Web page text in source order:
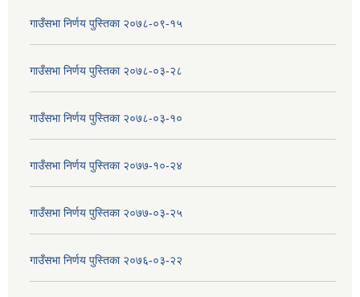
गाउँसभा निर्णय पुस्तिका २०७८-०९-१५
गाउँसभा निर्णय पुस्तिका २०७८-०३-२८
गाउँसभा निर्णय पुस्तिका २०७८-०३-१०
गाउँसभा निर्णय पुस्तिका २०७७-१०-२४
गाउँसभा निर्णय पुस्तिका २०७७-०३-२५
गाउँसभा निर्णय पुस्तिका २०७६-०३-२२